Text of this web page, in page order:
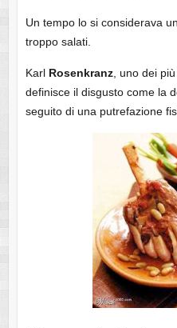
Un tempo lo si considerava
troppo salati.
KarlRosenkranz, uno dei
definisce il disgusto come la
seguito di una putrefazione